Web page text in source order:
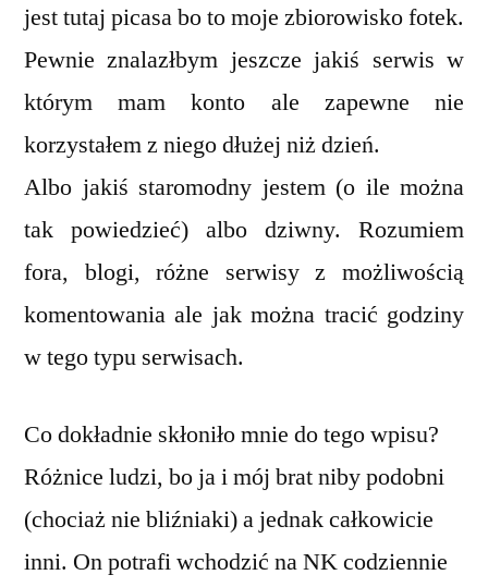
jest tutaj picasa bo to moje zbiorowisko fotek.
Pewnie znalazłbym jeszcze jakiś serwis w
którym mam konto ale zapewne nie
korzystałem z niego dłużej niż dzień.
Albo jakiś staromodny jestem (o ile można
tak powiedzieć) albo dziwny. Rozumiem
fora, blogi, różne serwisy z możliwością
komentowania ale jak można tracić godziny
w tego typu serwisach.
Co dokładnie skłoniło mnie do tego wpisu?
Różnice ludzi, bo ja i mój brat niby podobni
(chociaż nie bliźniaki) a jednak całkowicie
inni. On potrafi wchodzić na NK codziennie